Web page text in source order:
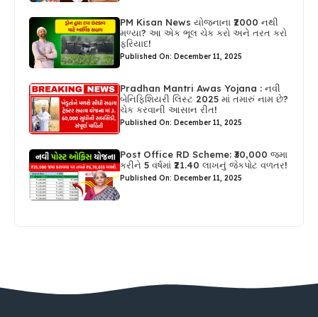
PM Kisan News યોજનાના ₹2000 નથી
મળ્યા? આ એક ભૂલ ચેક કરો અને તરત કરો
ફરિયાદ!
Published On: December 11, 2025
Pradhan Mantri Awas Yojana : નવી
બેનિફિશિયરી લિસ્ટ 2025 માં તમારું નામ છે?
ચેક કરવાની આસાન રીત!
Published On: December 11, 2025
Post Office RD Scheme: ₹30,000 જમા
કરીને 5 વર્ષમાં ₹21.40 લાખનું જેકપોટ વળતર!
Published On: December 11, 2025